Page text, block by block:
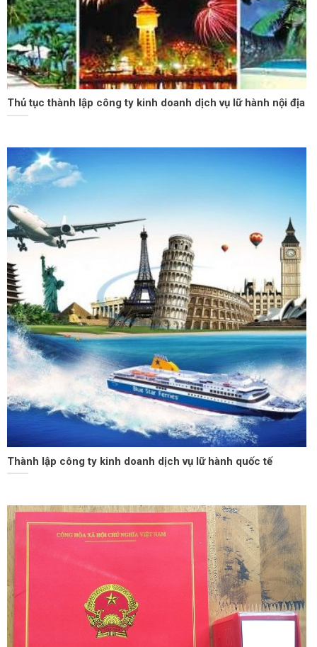
Thủ tục thành lập công ty kinh doanh dịch vụ lữ hành nội địa
Thành lập công ty kinh doanh dịch vụ lữ hành quốc tế